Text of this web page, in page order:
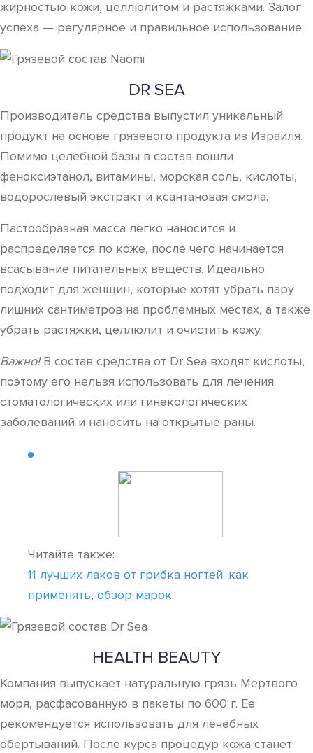
жирностью кожи, целлюлитом и растяжками. Залог
успеха — регулярное и правильное использование.
DR SEA
Производитель средства выпустил уникальный
продукт на основе грязевого продукта из Израиля.
Помимо целебной базы в состав вошли
феноксиэтанол, витамины, морская соль, кислоты,
водорослевый экстракт и ксантановая смола.
Пастообразная масса легко наносится и
распределяется по коже, после чего начинается
всасывание питательных веществ. Идеально
подходит для женщин, которые хотят убрать пару
лишних сантиметров на проблемных местах, а также
убрать растяжки, целлюлит и очистить кожу.
Важно!В состав средства от Dr Sea входят кислоты,
поэтому его нельзя использовать для лечения
стоматологических или гинекологических
заболеваний и наносить на открытые раны.
Читайте также:
11 лучших лаков от грибка ногтей: как
применять, обзор марок
HEALTH BEAUTY
Компания выпускает натуральную грязь Мертвого
моря, расфасованную в пакеты по 600 г. Ее
рекомендуется использовать для лечебных
обертываний. После курса процедур кожа станет